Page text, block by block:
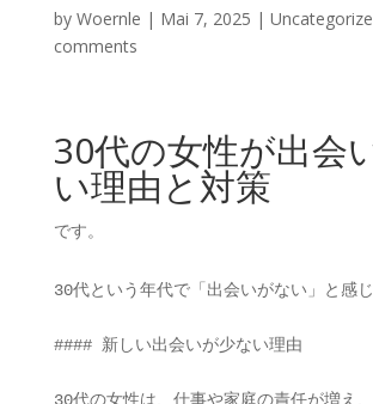
by Woernle | Mai 7, 2025 |
comments
30代の女性が出会
い理由と対策
です。
30代という年代で「出会いがない」と感
#### 新しい出会いが少ない理由